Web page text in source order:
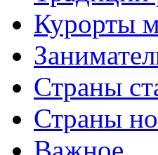
Курорты
Страны
Страны